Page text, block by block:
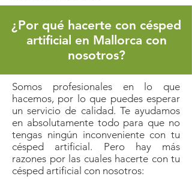
Somos profesionales en lo que
hacemos, por lo que puedes esperar
un servicio de calidad. Te ayudamos
en absolutamente todo para que no
tengas ningún inconveniente con tu
césped artificial. Pero hay más
razones por las cuales hacerte con tu
césped artificial con nosotros:
¿Por qué hacerte con césped
artificial en Mallorca con
nosotros?